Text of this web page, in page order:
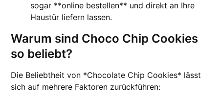
sogar **online bestellen** und direkt an Ihre
Haustür liefern lassen.
Warum sind Choco Chip Cookies
so beliebt?
Die Beliebtheit von *Chocolate Chip Cookies* lässt
sich auf mehrere Faktoren zurückführen: